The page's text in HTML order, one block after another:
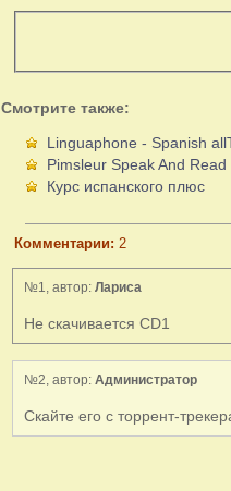
Смотрите также:
Linguaphone - Spanish
Pimsleur Speak And
Курс испанского плюс
Комментарии: 2
№1, автор: Лариса
Не скачивается CD1
№2, автор: Администратор
Скайте его с торрент-